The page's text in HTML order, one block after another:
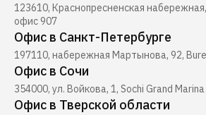
Seabob
123610, Краснопресненская
офис 907
Офис в Санкт-Петербурге
197110, набережная Мартынова, 92,
Офис в Сочи
354000, ул. Войкова, 1, Sochi Grand Marina
Офис в Тверской области